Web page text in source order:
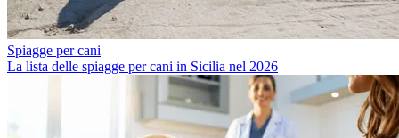
Spiagge per cani
La lista delle spiagge per cani in Sicilia nel 2026